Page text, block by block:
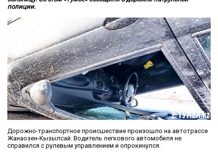
полиции.
Дорожно-транспортное происшествие произошло на автотрассе
Жанаозен-Кызылсай. Водитель легкового автомобиля не
справился с рулевым управлением и опрокинулся.